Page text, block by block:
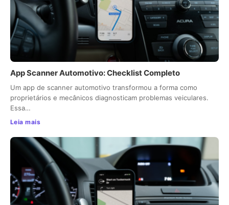
App Scanner Automotivo: Checklist Completo
Um app de scanner automotivo transformou a forma como
proprietários e mecânicos diagnosticam problemas veiculares.
Essa…
Leia mais